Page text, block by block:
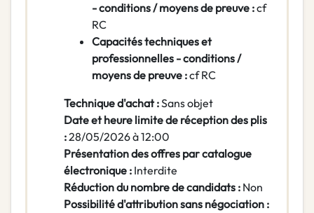
- conditions / moyens de preuve :cf
RC
Capacités techniques et
professionnelles - conditions /
moyens de preuve :cf RC
Technique d'achat :Sans objet
Date et heure limite de réception des plis
:28/05/2026 à 12:00
Présentation des offres par catalogue
électronique : Interdite
Réduction du nombre de candidats : Non
Possibilité d'attribution sans négociation :